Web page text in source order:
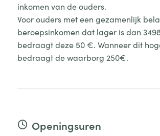
inkomen van de ouders.
Voor ouders met een gezamenlijk
beroepsinkomen dat lager is dan
bedraagt deze 50 €. Wanneer dit
bedraagt de waarborg 250€.
Openingsuren